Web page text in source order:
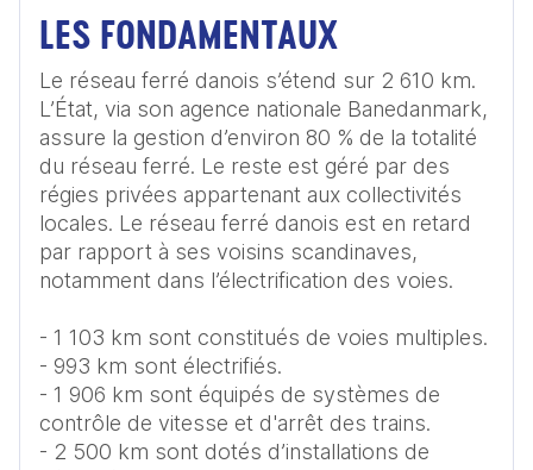
LES FONDAMENTAUX
Le réseau ferré danois s’étend sur 2 610 km.
L’État, via son agence nationale Banedanmark,
assure la gestion d’environ 80 % de la totalité
du réseau ferré. Le reste est géré par des
régies privées appartenant aux collectivités
locales. Le réseau ferré danois est en retard
par rapport à ses voisins scandinaves,
notamment dans l’électrification des voies.
- 1 103 km sont constitués de voies multiples.
- 993 km sont électrifiés.
- 1 906 km sont équipés de systèmes de
contrôle de vitesse et d'arrêt des trains.
- 2 500 km sont dotés d’installations de